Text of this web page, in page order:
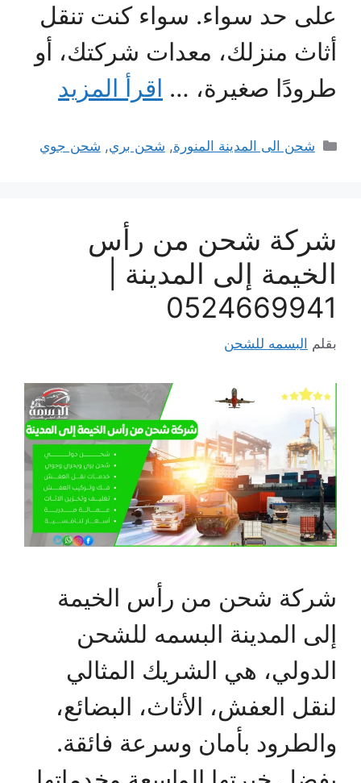
على حد سواء. سواء كنت تنقل
أثاث منزلك، معدات شركتك، أو
طرودًا صغيرة، … اقرأ المزيد
التصنيفات
شحن الى المدينة المنورة, شحن بري, شحن جوي
شركة شحن من رأس
الخيمة إلى المدينة |
0524669941
بقلم البسمه للشحن
شركة شحن من رأس الخيمة
إلى المدينة البسمه للشحن
الدولي، هي الشريك المثالي
لنقل العفش، الأثاث، البضائع،
والطرود بأمان وسرعة فائقة.